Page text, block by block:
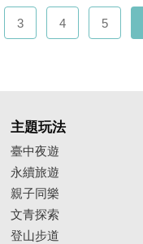
3 4 5
主題玩法
臺中夜遊
永續旅遊
親子同樂
文青探索
登山步道